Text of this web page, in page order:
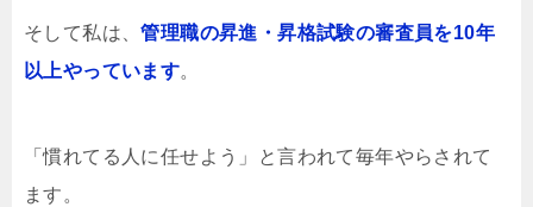
そして私は、管理職の昇進・昇格試験の審査員を10年
以上やっています。
「慣れてる人に任せよう」と言われて毎年やらされて
ます。